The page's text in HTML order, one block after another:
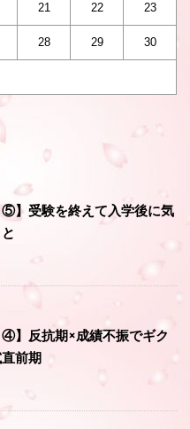
21 22 23
28 29 30
⑤】受験を終えて入学後に気
④】反抗期×成績不振でギク
前期